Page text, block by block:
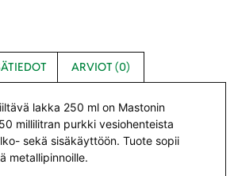
ARVIOT (0)
lakka 250 ml on Mastonin
millilitran purkki vesiohenteista
sekä sisäkäyttöön. Tuote sopii
metallipinnoille.